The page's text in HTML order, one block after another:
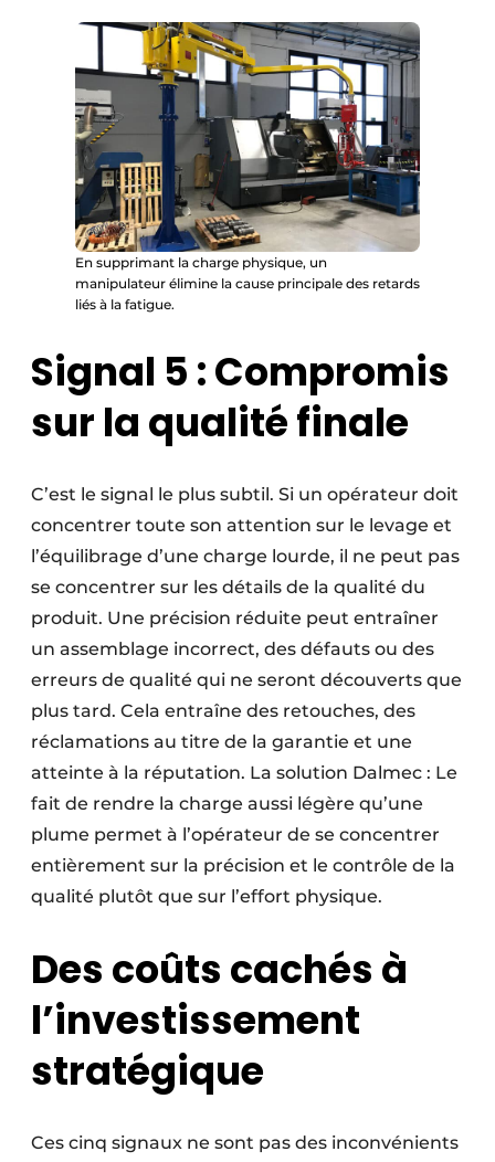
En supprimant la charge physique, un
manipulateur élimine la cause principale des retards
liés à la fatigue.
Signal 5 : Compromis
sur la qualité finale
C’est le signal le plus subtil. Si un opérateur doit
concentrer toute son attention sur le levage et
l’équilibrage d’une charge lourde, il ne peut pas
se concentrer sur les détails de la qualité du
produit. Une précision réduite peut entraîner
un assemblage incorrect, des défauts ou des
erreurs de qualité qui ne seront découverts que
plus tard. Cela entraîne des retouches, des
réclamations au titre de la garantie et une
atteinte à la réputation. La solution Dalmec : Le
fait de rendre la charge aussi légère qu’une
plume permet à l’opérateur de se concentrer
entièrement sur la précision et le contrôle de la
qualité plutôt que sur l’effort physique.
Des coûts cachés à
l’investissement
stratégique
Ces cinq signaux ne sont pas des inconvénients